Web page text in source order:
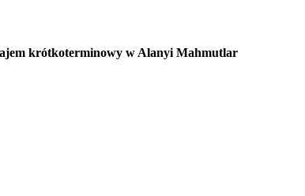
krótkoterminowy w Alanyi Mahmutlar